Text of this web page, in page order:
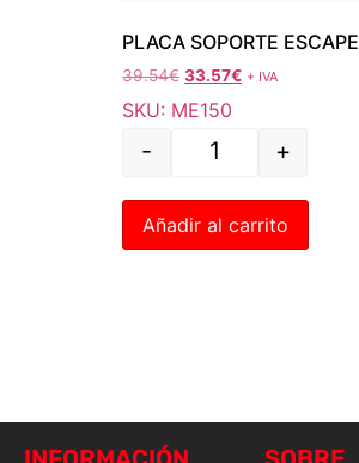
PLACA SOPORTE ESCAPE
39.54€ 33.57€ + IVA
SKU: ME150
- +
Añadir al carrito